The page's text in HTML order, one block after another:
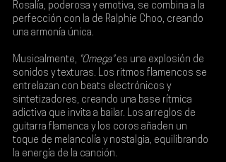
Rosalía, poderosa y emotiva, se combina a la
perfección con la de Ralphie Choo, creando
una armonía única.
Musicalmente, "Omega" es una explosión de
sonidos y texturas. Los ritmos flamencos se
entrelazan con beats electrónicos y
sintetizadores, creando una base rítmica
adictiva que invita a bailar. Los arreglos de
guitarra flamenca y los coros añaden un
toque de melancolía y nostalgia, equilibrando
la energía de la canción.